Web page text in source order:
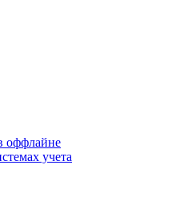
оффлайне
учета